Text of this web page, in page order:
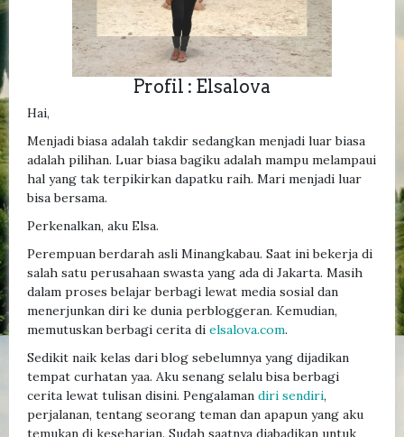
Profil : Elsalova
Hai,
Menjadi biasa adalah takdir sedangkan menjadi luar biasa
adalah pilihan. Luar biasa bagiku adalah mampu melampaui
hal yang tak terpikirkan dapatku raih. Mari menjadi luar
bisa bersama.
Perkenalkan, aku Elsa.
Perempuan berdarah asli Minangkabau. Saat ini bekerja di
salah satu perusahaan swasta yang ada di Jakarta. Masih
dalam proses belajar berbagi lewat media sosial dan
menerjunkan diri ke dunia perbloggeran. Kemudian,
memutuskan berbagi cerita di elsalova.com.
Sedikit naik kelas dari blog sebelumnya yang dijadikan
tempat curhatan yaa. Aku senang selalu bisa berbagi
cerita lewat tulisan disini. Pengalaman diri sendiri,
perjalanan, tentang seorang teman dan apapun yang aku
temukan di keseharian. Sudah saatnya diabadikan untuk